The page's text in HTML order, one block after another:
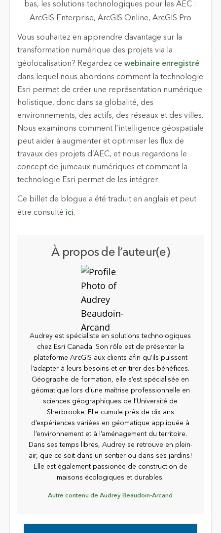
Vous souhaitez en apprendre davantage sur la
transformation numérique des projets via la
géolocalisation? Regardez ce webinaire enregistré
dans lequel nous abordons comment la technologie
Esri permet de créer une représentation numérique
holistique, donc dans sa globalité, des
environnements, des actifs, des réseaux et des villes.
Nous examinons comment l’intelligence géospatiale
peut aider à augmenter et optimiser les flux de
travaux des projets d’AEC, et nous regardons le
concept de jumeaux numériques et comment la
technologie Esri permet de les intégrer.
Ce billet de blogue a été traduit en anglais et peut
être consulté ici.
À propos de l’auteur(e)
Audrey est spécialiste en solutions technologiques
chez Esri Canada. Son rôle est de présenter la
plateforme ArcGIS aux clients afin qu’ils puissent
l’adapter à leurs besoins et en tirer des bénéfices.
Géographe de formation, elle s’est spécialisée en
géomatique lors d’une maîtrise professionnelle en
sciences géographiques de l’Université de
Sherbrooke. Elle cumule près de dix ans
d’expériences variées en géomatique appliquée à
l’environnement et à l’aménagement du territoire.
Dans ses temps libres, Audrey se retrouve en plein-
air, que ce soit dans un sentier ou dans ses jardins!
Elle est également passionée de construction de
maisons écologiques et durables.
Autre contenu de Audrey Beaudoin-Arcand